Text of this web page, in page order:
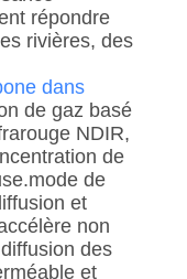
répondre
rivières, des
dans
de gaz basé
NDIR,
de
de
et
non
des
et